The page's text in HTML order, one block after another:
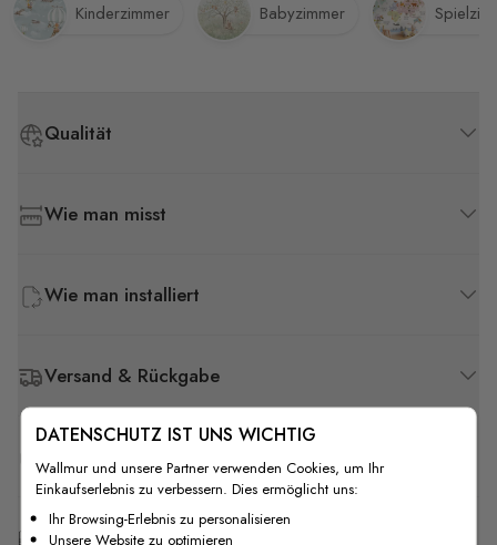
Qualität
Wie man misst
Wie man installiert
Versand & Rückgabe
F.A.Q
Kostenlose Anpassung
Kinderzimmer Babyzimmer
DATENSCHUTZ IST UNS WICHTIG
Wallmur und unsere Partner verwenden Cookies, um Ihr
Einkaufserlebnis zu verbessern. Dies ermöglicht uns:
Ihr Browsing-Erlebnis zu personalisieren
Unsere Website zu optimieren